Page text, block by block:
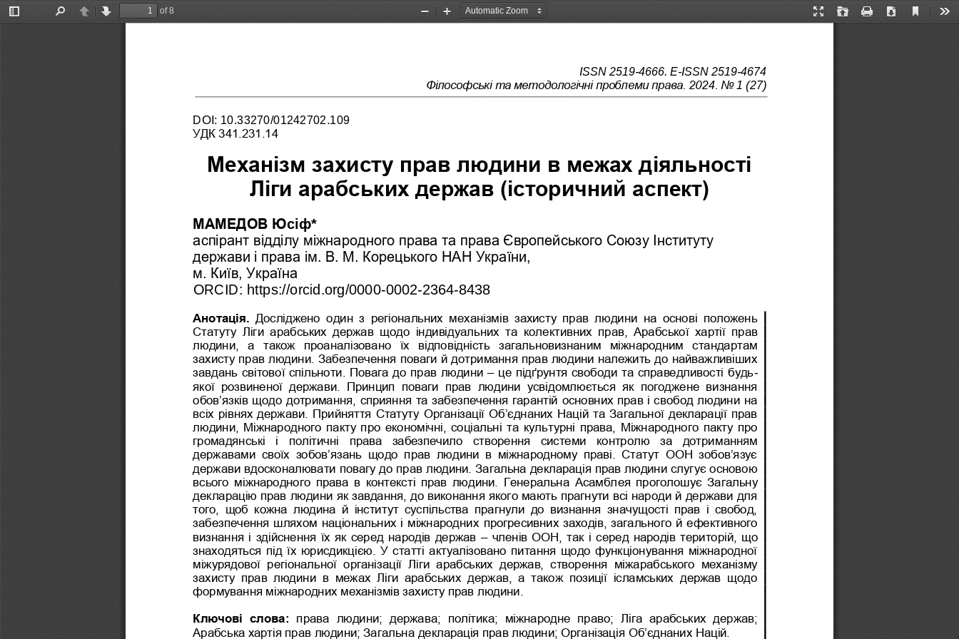
Toggle
PreviousNext
of 8
Presentation
Open Print Download
Current
Zoom
Zoom
ISSN 2519-4666. E-ISSN 2519-4674
Філософські та методологічні проблеми права. 2024. No 1 (27)
DOI: 10.33270/01242702 .109
УДК 341.231.14
Механізм захисту прав людини в межах діяльності
Ліги арабських держав (історичний аспект)
МАМЕДОВ Юсіф*
аспірант відділу міжнародного права та права Європейського Союзу Інституту
держави і права ім. В. М. Корецького НАН України,
м. Київ, Україна
ORCID: https://orcid.org/0000-0002-2364-8438
Анотація.
Досліджено  один  з  регіональних  механізмів  захисту  прав  людини  на  основі  положень
Статуту  Ліги  арабських  держав  щодо  індивідуальних  та  колективних  прав,  Арабської  хартії  прав
людини,  а  також  проаналізовано  їх  відповідність  загальновизнаним  міжнародним  стандартам
захисту прав людини. Забезпечення поваги й дотримання прав людини належить до найважливіших
завдань світової спільноти. Повага до прав людини – це підґрунтя свободи та справедливості будь-
якої  розвиненої  держави.  Принцип  поваги  прав  людини  усвідомлюється  як  погоджене  визнання
обов’язків щодо дотримання, сприяння та забезпечення гарантій основних прав і свобод людини на
всіх рівнях держави. Прийняття Статуту Організації Об’єднаних Націй та Загальної декларації прав
людини, Міжнародного пакту про економічні, соціальні та культурні права, Міжнародного пакту про
громадянські  і  політичні  права  забезпечило  створення  системи  контролю  за  дотриманням
державами  своїх  зобов’язань  щодо  прав  людини  в  міжнародному  праві.  Статут  ООН  зобов’язує
держави вдосконалювати повагу до прав людини. Загальна декларація прав людини слугує основою
всього  міжнародного  права  в  контексті  прав  людини.  Генеральна  Асамблея  проголошує  Загальну
декларацію прав людини як завдання, до виконання якого мають прагнути всі народи й держави для
того,  щоб  кожна  людина  й  інститут  суспільства  прагнули  до  визнання  значущості  прав  і  свобод,
забезпечення шляхом національних і міжнародних прогресивних заходів, загального й ефективного
визнання і здійснення їх як серед народів держав – членів ООН, так і серед народів територій, що
знаходяться під їх юрисдикцією. У статті актуалізовано питання щодо функціонування міжнародної
міжурядової  регіональної  організації  Ліги  арабських  держав,  створення  міжарабського  механізму
захисту  прав  людини  в  межах  Ліги  арабських  держав,  а  також  позиції  ісламських  держав  щодо
формування міжнародних механізмів захисту прав людини.
Ключові  слова: права  людини;  держава;  політика;  міжнародне  право;  Ліга  арабських  держав;
Арабська хартія прав людини; Загальна декларація прав людини; Організація Об’єднаних Націй.